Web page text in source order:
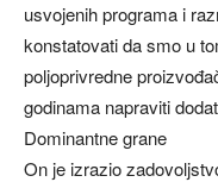
usvojenih programa i
konstatovati da smo u
poljoprivredne
godinama napraviti
Dominantne grane
On je izrazio